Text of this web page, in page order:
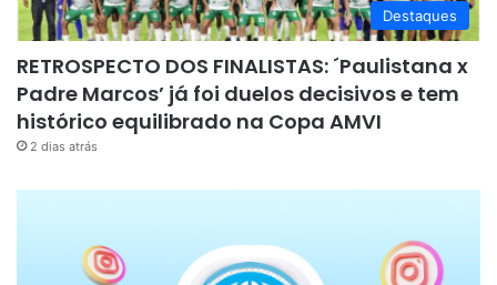
Destaques
RETROSPECTO DOS FINALISTAS: ´Paulistana x
Padre Marcos’ já foi duelos decisivos e tem
histórico equilibrado na Copa AMVI
2 dias atrás